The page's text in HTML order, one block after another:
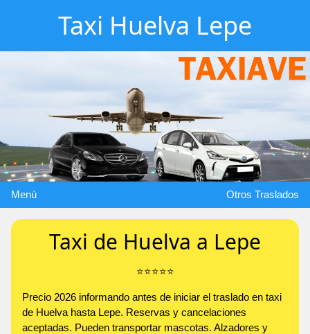
Taxi Huelva Lepe
Menú Otros Traslados
Taxi de Huelva a Lepe
⭐️⭐️⭐️⭐️⭐️
Precio 2026 informando antes de iniciar el traslado en taxi
de Huelva hasta Lepe. Reservas y cancelaciones
aceptadas. Pueden transportar mascotas. Alzadores y